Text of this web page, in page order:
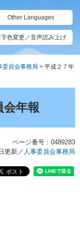
Other Languages
色変更／音声読み上げ
委員会事務局 > 平成２７年
年報
ページ番号：0489283
更新／ 人事委員会事務局